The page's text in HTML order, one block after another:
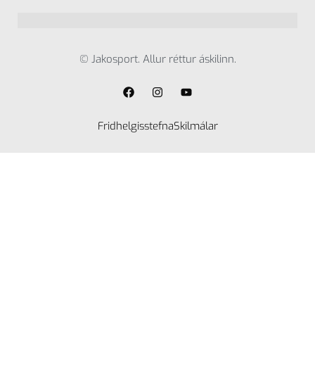
© Jakosport. Allur réttur áskilinn.
FridhelgisstefnaSkilmálar